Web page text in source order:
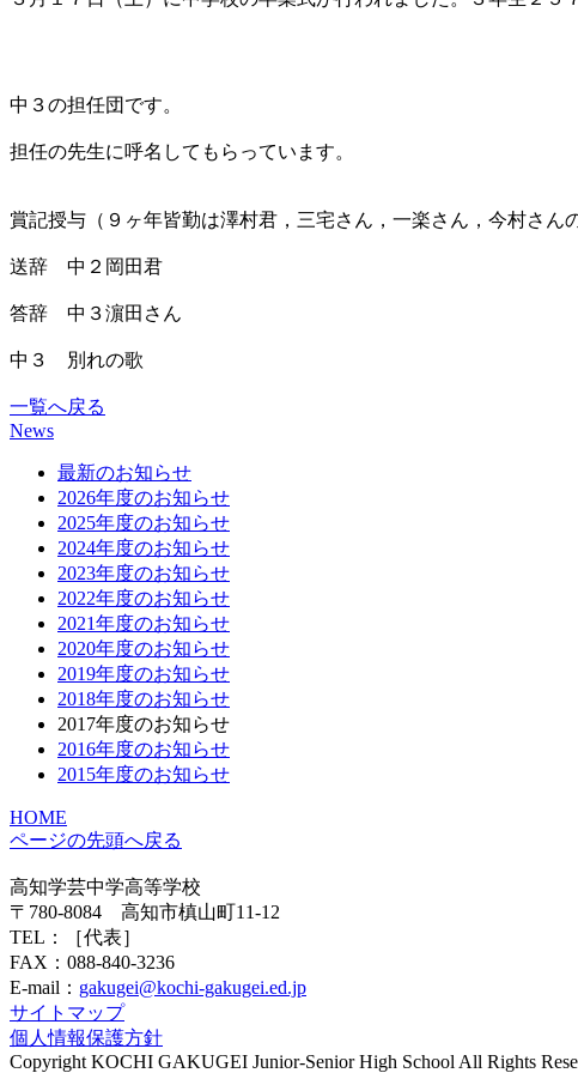
中３の担任団です。
担任の先生に呼名してもらっています。
賞記授与（９ヶ年皆勤は澤村君，三宅さん，一楽さん，今村さ
送辞 中２岡田君
答辞 中３濵田さん
中３ 別れの歌
一覧へ戻る
News
最新のお知らせ
2026年度のお知らせ
2025年度のお知らせ
2024年度のお知らせ
2023年度のお知らせ
2022年度のお知らせ
2021年度のお知らせ
2020年度のお知らせ
2019年度のお知らせ
2018年度のお知らせ
2017年度のお知らせ
2016年度のお知らせ
2015年度のお知らせ
HOME
ページの先頭へ戻る
高知学芸中学高等学校
〒780-8084 高知市槙山町11-12
TEL：
［代表］
FAX：088-840-3236
E-mail： gakugei@kochi-gakugei.ed.jp
サイトマップ
個人情報保護方針
Copyright KOCHI GAKUGEI Junior-Senior High School All Rights